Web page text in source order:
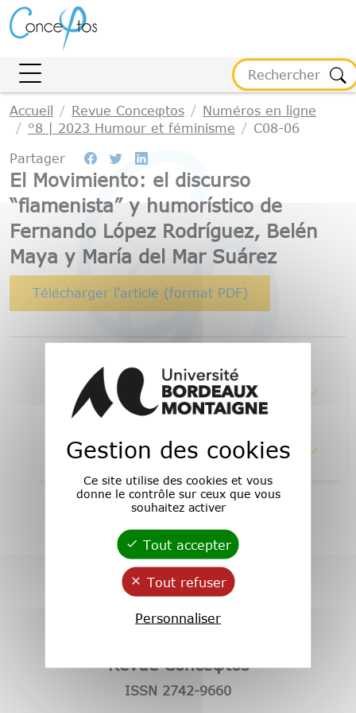
Accueil Revue Conceφtos
Numéros en ligne
°8 | 2023 Humour et féminisme
C08-06
Partager
El Movimiento: el discurso
“flamenista” y humorístico de
Fernando López Rodríguez, Belén
Maya y María del Mar Suárez
Télécharger l'article (format PDF)
1 - Abstracts
2 - Lire en ligne
Revue Conceφtos
ISSN 2742-9660
Gestion des cookies
Gestion des cookies
Ce site utilise des cookies et vous
donne le contrôle sur ceux que vous
souhaitez activer
Tout accepter
Tout refuser
Personnaliser